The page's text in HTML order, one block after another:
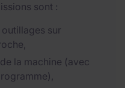
sont :
sur
la machine (avec